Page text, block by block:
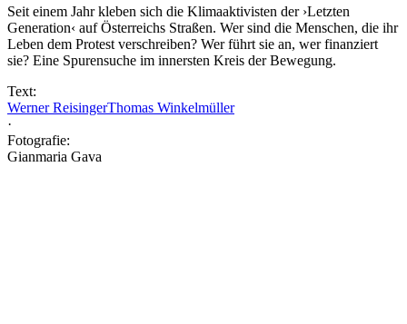
Seit einem Jahr kleben sich die Klimaaktivisten der ›Letzten
Generation‹ auf Österreichs Straßen. Wer sind die Menschen, die ihr
Leben dem Protest verschreiben? Wer führt sie an, wer finanziert
sie? Eine Spurensuche im innersten Kreis der Bewegung.
Text:
Werner ReisingerThomas Winkelmüller
·
Fotografie:
Gianmaria Gava